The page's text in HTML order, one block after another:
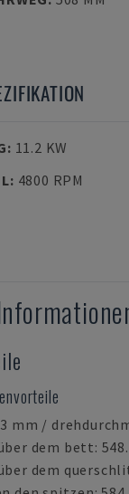
: 11.2 KW
: 4800 RPM
mm /
dem bett:
dem